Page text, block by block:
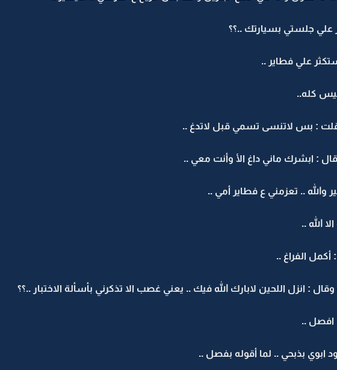
جلستي بسيارتك ..؟؟
علي فطاير ..
كله..
: بس لاتنسى تسمي قبل لاتدغ ..
: ابشرك ماني داغ الأ وأنت معي ..
والله .. تعزمني ع فطاير أمي ..
الله ..
الفراغ ..
: انزل اللحين لابارك الله فيك .. يعني غصب الا تذكرني بأسألة الاختبار ..؟؟
..
ابوي بذبحي .. لما أقوله بفصل ..